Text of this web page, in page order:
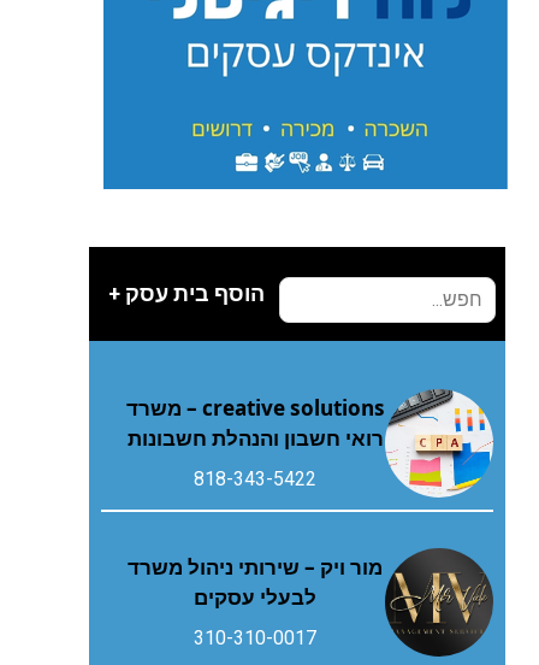
הוסף בית עסק +
creative solutions – משרד
רואי חשבון והנהלת חשבונות
818-343-5422
מור ויק – שירותי ניהול משרד
לבעלי עסקים
310-310-0017